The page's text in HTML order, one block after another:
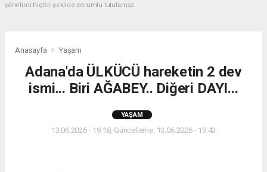
yönetimi hiçbir şekilde sorumlu tutulamaz.
Anasayfa Yaşam
Adana'da ÜLKÜCÜ hareketin 2 dev
ismi... Biri AĞABEY.. Diğeri DAYI...
YAŞAM
13.06.2026 - 19:18, Güncelleme: 13.06.2026 - 19:43